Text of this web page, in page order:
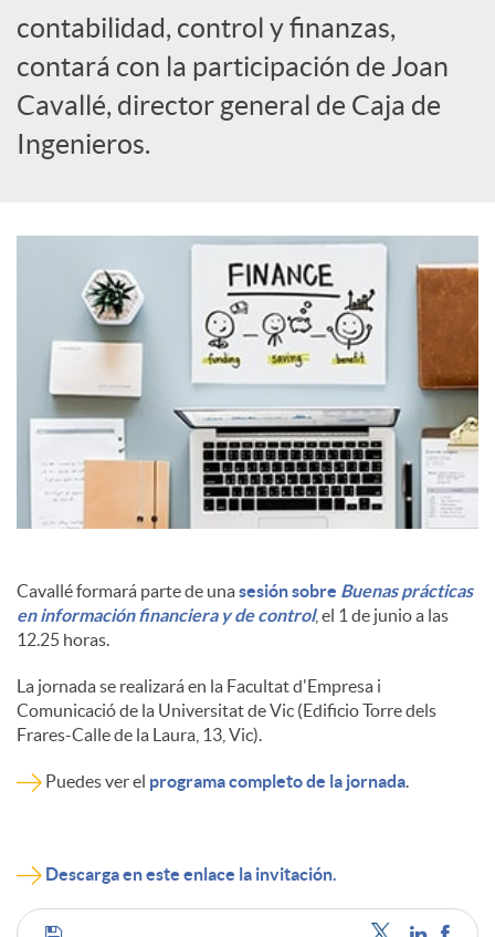
c
i
s
contabilidad, control y finanzas,
contará con la participación de Joan
Cavallé, director general de Caja de
Ingenieros.
Cavallé formará parte de unasesión sobre Buenas prácticas
en información financiera y de control, el 1 de junio a las
12.25 horas.
La jornada se realizará en la Facultat d'Empresa i
Comunicació de la Universitat de Vic (Edificio Torre dels
Frares-Calle de la Laura, 13, Vic).
Puedes ver el programa completo de la jornada
Descarga en este enlace la invitación.